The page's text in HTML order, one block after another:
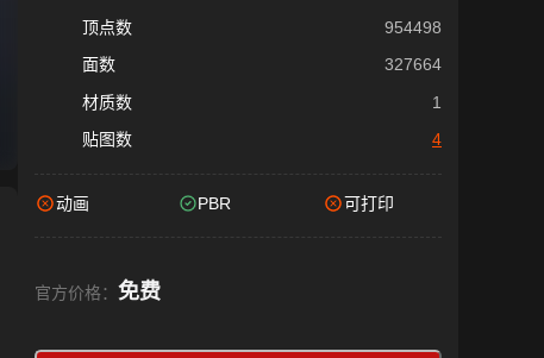
顶点数
954498
面数
327664
材质数
1
贴图数
4
动画 PBR 可打印
官方价格： 免费